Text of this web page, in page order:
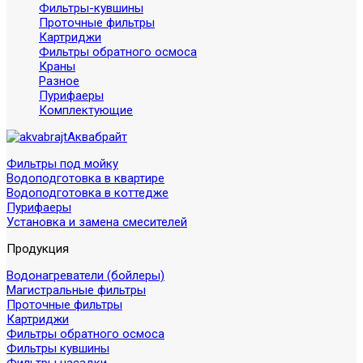
Фильтры-кувшины
Проточные фильтры
Картриджи
Фильтры обратного осмоса
Краны
Разное
Пурифаеры
Комплектующие
Аквабрайт
Фильтры под мойку
Водоподготовка в квартире
Водоподготовка в коттедже
Пурифаеры
Установка и замена смесителей
Продукция
Водонагреватели (бойлеры)
Магистральные фильтры
Проточные фильтры
Картриджи
Фильтры обратного осмоса
Фильтры кувшины